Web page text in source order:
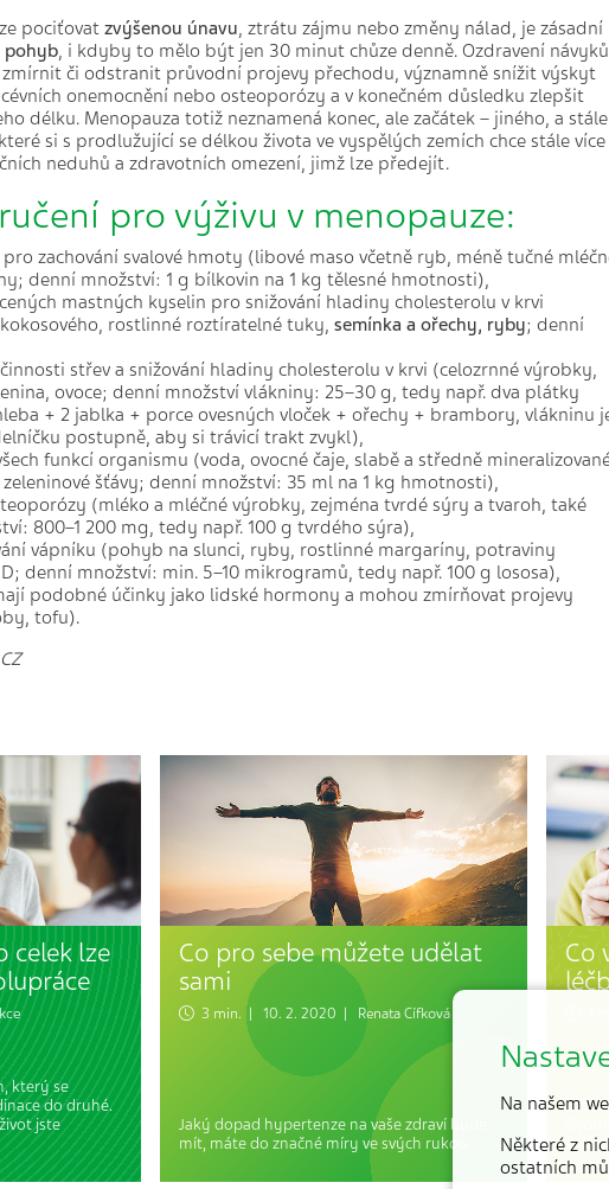
pociťovatzvýšenou únavu, ztrátu zájmu nebo změny nálad, je zásadní
pohyb, i kdyby to mělo být jen 30 minut chůze denně. Ozdravení návyků
či odstranit průvodní projevy přechodu, významně snížit výskyt
onemocnění nebo osteoporózy a v konečném důsledku zlepšit
délku. Menopauza totiž neznamená konec, ale začátek – jiného, a stále
si s prodlužující se délkou života ve vyspělých zemích chce stále více
neduhů a zdravotních omezení, jimž lze předejít.
pro výživu v menopauze:
pro zachování svalové hmoty (libové maso včetně ryb, méně tučné
denní množství: 1 g bílkovin na 1 kg tělesné hmotnosti),
mastných kyselin pro snižování hladiny cholesterolu v krvi
rostlinné roztíratelné tuky, semínka a ořechy, ryby; denní
střev a snižování hladiny cholesterolu v krvi (celozrnné výrobky,
ovoce; denní množství vlákniny: 25–30 g, tedy např. dva plátky
+ 2 jablka + porce ovesných vloček + ořechy + brambory, vlákninu
postupně, aby si trávicí trakt zvykl),
funkcí organismu (voda, ovocné čaje, slabě a středně
šťávy; denní množství: 35 ml na 1 kg hmotnosti),
(mléko a mléčné výrobky, zejména tvrdé sýry a tvaroh, také
800–1 200 mg, tedy např. 100 g tvrdého sýra),
vápníku (pohyb na slunci, ryby, rostlinné margaríny, potraviny
denní množství: min. 5–10 mikrogramů, tedy např. 100 g lososa),
podobné účinky jako lidské hormony a mohou zmírňovat projevy
tofu).
celek lze
který se
do druhé.
jste
Co pro sebe můžete udělat
sami
3 min. | 10. 2. 2020 | Renata Cífková
Jaký dopad hypertenze na vaše zdraví bude
mít, máte do značné míry ve svých rukou.
Co
Na našem
Některé z
ostatních